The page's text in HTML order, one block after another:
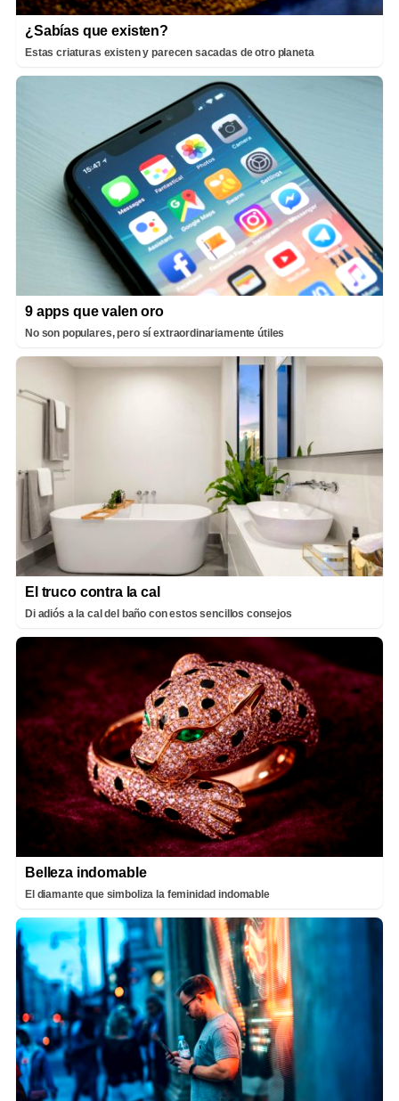
¿Sabías que existen?
Estas criaturas existen y parecen sacadas de otro planeta
9 apps que valen oro
No son populares, pero sí extraordinariamente útiles
El truco contra la cal
Di adiós a la cal del baño con estos sencillos consejos
Belleza indomable
El diamante que simboliza la feminidad indomable